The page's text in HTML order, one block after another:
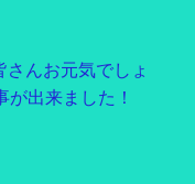
んお元気でしょ
が出来ました！